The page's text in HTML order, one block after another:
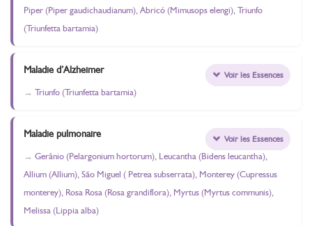
Piper (Piper gaudichaudianum), Abricó (Mimusops elengi), Triunfo
(Triunfetta bartamia)
Maladie d’Alzheimer
Triunfo (Triunfetta bartamia)
Voir les Essences
Maladie pulmonaire
Gerânio (Pelargonium hortorum), Leucantha (Bidens leucantha),
Allium (Allium), São Miguel ( Petrea subserrata), Monterey (Cupressus
monterey), Rosa Rosa (Rosa grandiflora), Myrtus (Myrtus communis),
Melissa (Lippia alba)
Voir les Essences